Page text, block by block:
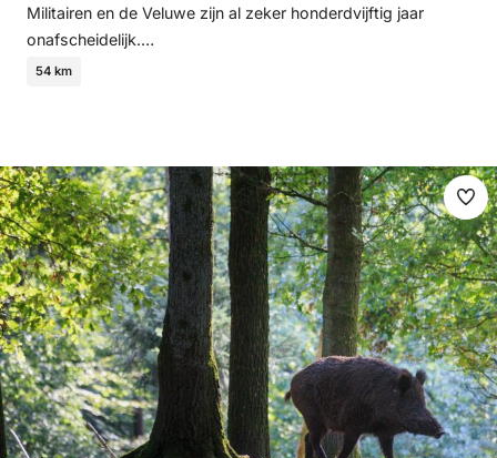
Militairen en de Veluwe zijn al zeker honderdvijftig jaar
onafscheidelijk.…
54 km